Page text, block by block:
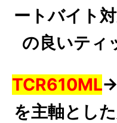
ートバイト
の良いティ
TCR610ML→
を主軸とし